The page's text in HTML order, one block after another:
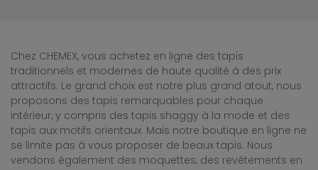
Chez CHEMEX, vous achetez en ligne des tapis
traditionnels et modernes de haute qualité à des prix
attractifs. Le grand choix est notre plus grand atout, nous
proposons des tapis remarquables pour chaque
intérieur, y compris des tapis shaggy à la mode et des
tapis aux motifs orientaux. Mais notre boutique en ligne ne
se limite pas à vous proposer de beaux tapis. Nous
vendons également des moquettes, des revêtements en